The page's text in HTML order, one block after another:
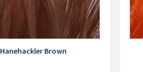
Hanehackler Brown